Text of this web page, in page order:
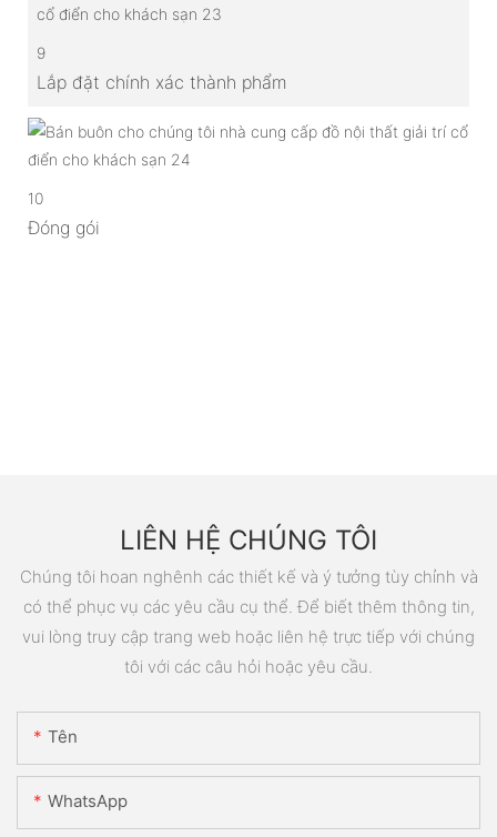
9
Lắp đặt chính xác thành phẩm
10
Đóng gói
LIÊN HỆ CHÚNG TÔI
Chúng tôi hoan nghênh các thiết kế và ý tưởng tùy chỉnh và
có thể phục vụ các yêu cầu cụ thể. Để biết thêm thông tin,
vui lòng truy cập trang web hoặc liên hệ trực tiếp với chúng
tôi với các câu hỏi hoặc yêu cầu.
Tên
WhatsApp